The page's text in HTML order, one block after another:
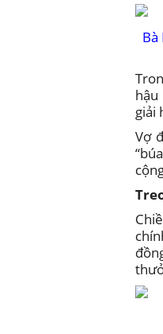
Bà
hậu
giải
Vợ